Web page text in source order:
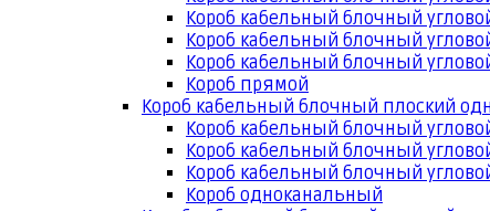
Короб кабельный блочный
Короб кабельный блочный
Короб кабельный блочный
Короб прямой
Короб кабельный блочный плоский
Короб кабельный блочный
Короб кабельный блочный
Короб кабельный блочный
Короб одноканальный